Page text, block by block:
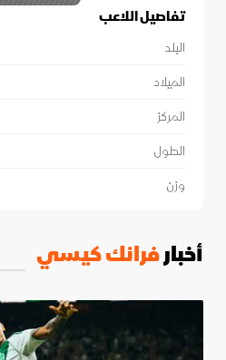
تفاصيل اللاعب
البلد
الميلاد
المركز
الطول
وزن
أخبارفرانك كيسي